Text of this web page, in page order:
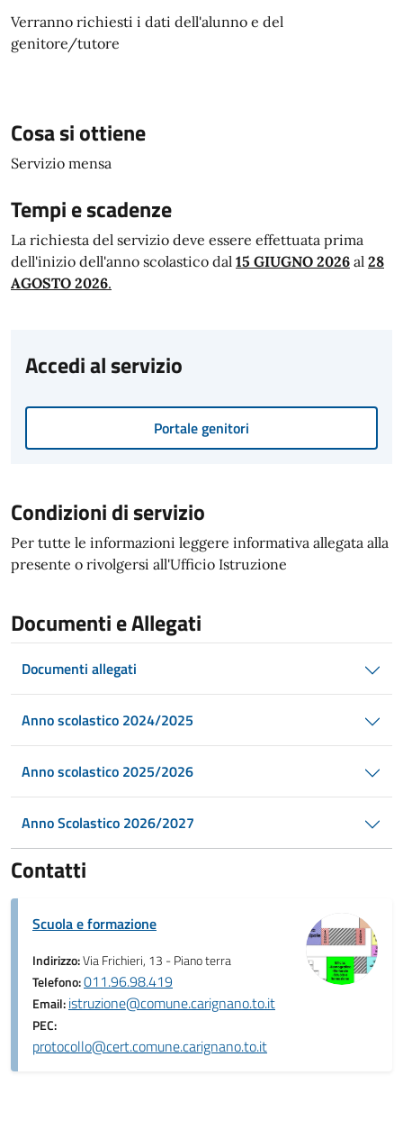
Verranno richiesti i dati dell'alunno e del
genitore/tutore
Cosa si ottiene
Servizio mensa
Tempi e scadenze
La richiesta del servizio deve essere effettuata prima
dell'inizio dell'anno scolastico dal 15 GIUGNO 2026 al 28
AGOSTO 2026.
Accedi al servizio
Portale genitori
Condizioni di servizio
Per tutte le informazioni leggere informativa allegata alla
presente o rivolgersi all'Ufficio Istruzione
Documenti e Allegati
Documenti allegati
Anno scolastico 2024/2025
Anno scolastico 2025/2026
Anno Scolastico 2026/2027
Contatti
Scuola e formazione
Indirizzo:Via Frichieri, 13 - Piano terra
Telefono:011.96.98.419
Email:istruzione@comune.carignano.to.it
PEC:
protocollo@cert.comune.carignano.to.it